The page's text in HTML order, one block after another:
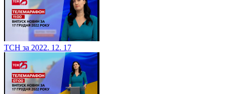
ТСН за 2022. 12. 17